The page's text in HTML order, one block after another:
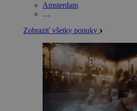
Amsterdam
…
Zobraziť všetky ponuky